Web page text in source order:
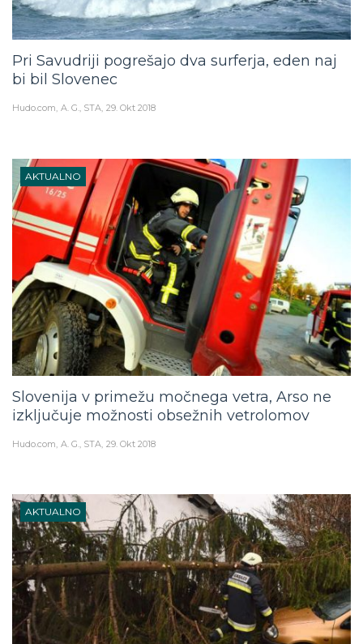
Pri Savudriji pogrešajo dva surferja, eden naj
bi bil Slovenec
Hudo.com A. G., STA 29. Okt 2018
AKTUALNO
Slovenija v primežu močnega vetra, Arso ne
izključuje možnosti obsežnih vetrolomov
Hudo.com A. G., STA 29. Okt 2018
AKTUALNO